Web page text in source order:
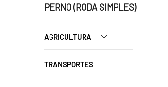
PERNO (RODA SIMPLES)
AGRICULTURA
TRANSPORTES